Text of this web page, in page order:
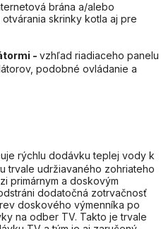
brána a/alebo
skrinky kotla aj pre
- vzhľad riadiaceho panelu
podobné ovládanie a
rýchlu dodávku teplej vody k
trvale udržiavaného zohriateho
primárnym a doskovým
dodatočná zotrvačnosť
doskového výmenníka po
na odber TV. Takto je trvale